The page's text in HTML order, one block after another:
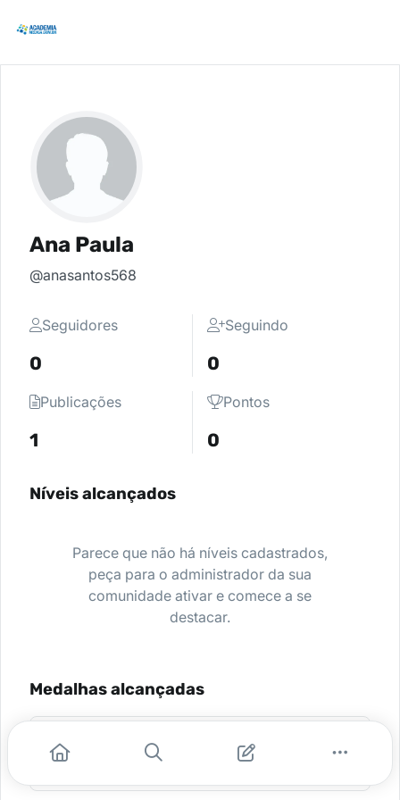
Ana Paula
@anasantos568
Seguidores
0
Seguindo
0
Publicações
1
Pontos
0
Níveis alcançados
Parece que não há níveis cadastrados,
peça para o administrador da sua
comunidade ativar e comece a se
destacar.
Medalhas alcançadas
Aluno do curso A Medicina e as